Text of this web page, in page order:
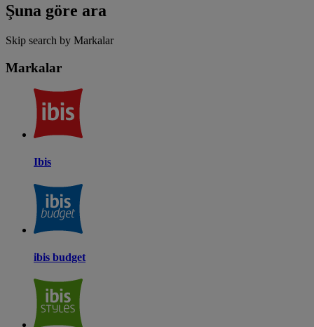
Şuna göre ara
Skip search by Markalar
Markalar
Ibis
ibis budget